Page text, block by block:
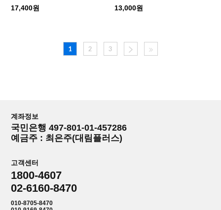
17,400원 13,000원
1 2 3
계좌정보
국민은행 497-801-01-457286
예금주 : 최은주(대림플러스)
고객센터
1800-4607
02-6160-8470
010-8705-8470